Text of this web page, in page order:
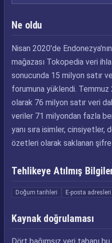
Ne oldu
Nisan 2020'de
mağazası Tokopedia veri
sonucunda 15 milyon satır
forumuna yüklendi.
olarak 76 milyon satır veri
veriler 71 milyondan fazla
yanı sıra isimler,
özetleri olarak saklanan
Tehlikeye Atılmış
Doğum tarihleri E-posta adresleri
Kaynak doğrulaması